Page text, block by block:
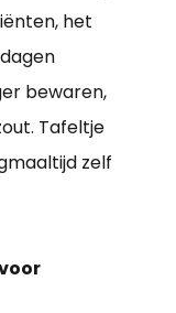
het
bewaren,
Tafeltje
zelf